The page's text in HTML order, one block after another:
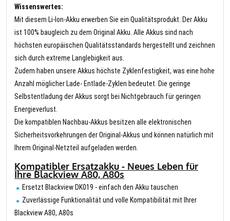
Wissenswertes:
Mit diesem Li-Ion-Akku erwerben Sie ein Qualitätsprodukt. Der Akku
ist 100% baugleich zu dem Original Akku. Alle Akkus sind nach
höchsten europäischen Qualitätsstandards hergestellt und zeichnen
sich durch extreme Langlebigkeit aus.
Zudem haben unsere Akkus höchste Zyklenfestigkeit, was eine hohe
Anzahl möglicher Lade- Entlade-Zyklen bedeutet. Die geringe
Selbstentladung der Akkus sorgt bei Nichtgebrauch für geringen
Energieverlust.
Die kompatiblen Nachbau-Akkus besitzen alle elektronischen
Sicherheitsvorkehrungen der Original-Akkus und können natürlich mit
Ihrem Original-Netzteil aufgeladen werden.
Kompatibler Ersatzakku - Neues Leben für
Ihre Blackview A80, A80s
Ersetzt Blackview DK019 - einfach den Akku tauschen
Zuverlässige Funktionalität und volle Kompatibilität mit Ihrer
Blackview A80, A80s